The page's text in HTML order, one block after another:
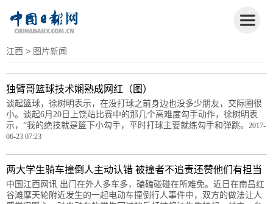
江西 > 图片新闻
独臂哥篮球技术娴熟成网红（图）
谈起篮球，徐树明表示，在没打球之前身边也没多少朋友，交际圈很
小。谈起6月20日上饶站比赛中的那几个高难度勾手动作，徐树明表
示，“我的绝技就是篮下小勾手，平时打球主要就练勾手和弹跳。 2017-
06-23 07:23
两大学生骑车撞倒人主动认错 被撞者不追责还赞他们有担当
中国江西网讯 出门在外人多车多，磕磕碰碰在所难免。近日在南昌红
谷滩摩天轮附近发生的一起电动车撞倒行人事件中，双方的做法让人